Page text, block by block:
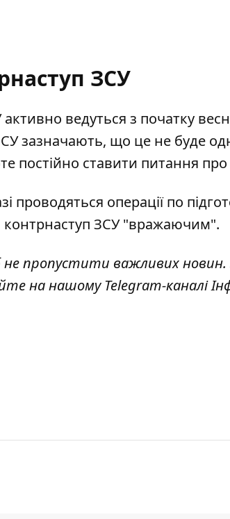
ЗСУ
ведуться з початку
зазначають, що це не буде
постійно ставити питання
проводяться операції по
контрнаступ ЗСУ "вражаючим".
пропустити важливих новин.
на нашому Telegram-каналі